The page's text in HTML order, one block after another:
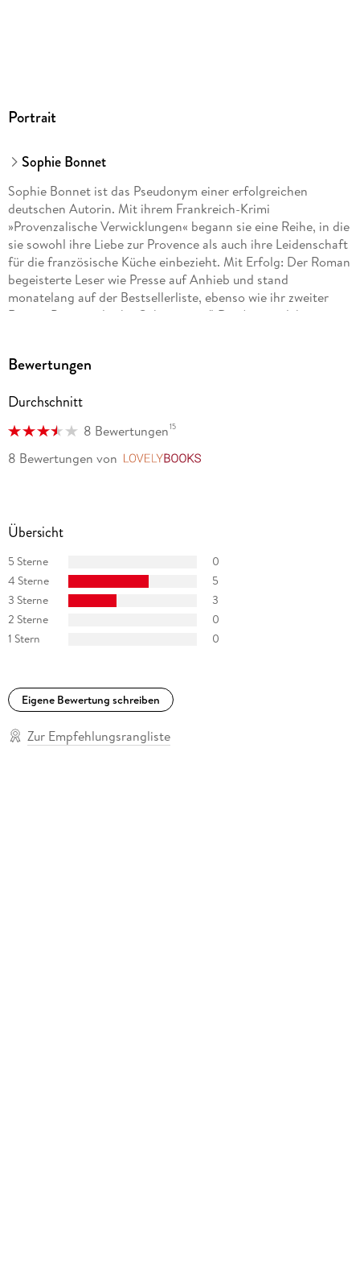
Portrait
Sophie Bonnet
Sophie Bonnet ist das Pseudonym einer erfolgreichen
deutschen Autorin. Mit ihrem Frankreich-Krimi
»Provenzalische Verwicklungen« begann sie eine Reihe, in die
sie sowohl ihre Liebe zur Provence als auch ihre Leidenschaft
für die französische Küche einbezieht. Mit Erfolg: Der Roman
begeisterte Leser wie Presse auf Anhieb und stand
monatelang auf der Bestsellerliste, ebenso wie ihr zweiter
Roman Provenzalische Geheimnisse". Die Autorin lebt mit
Bewertungen
Durchschnitt
8 Bewertungen15
8 Bewertungen von
Übersicht
5 Sterne
0
4 Sterne
5
3 Sterne
3
2 Sterne
0
1 Stern
0
Eigene Bewertung schreiben
Zur Empfehlungsrangliste